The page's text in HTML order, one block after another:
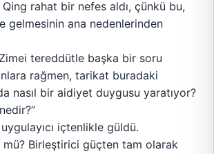
rahat bir nefes aldı, çünkü bu,
gelmesinin ana nedenlerinden
tereddütle başka bir soru
rağmen, tarikat buradaki
nasıl bir aidiyet duygusu yaratıyor?
içtenlikle güldü.
mü? Birleştirici güçten tam olarak